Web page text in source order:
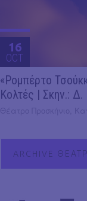
16
OCT
«Ρομπέρτο
Κολτές | Σκην.:
ARCHIVE